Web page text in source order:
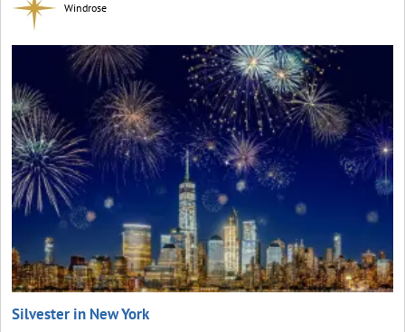
Windrose
Silvester in New York